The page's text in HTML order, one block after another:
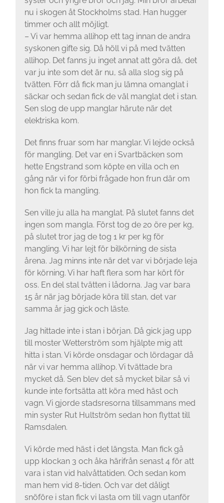
nu i skogen åt Stockholms stad. Han hugger
timmer och allt möjligt.
– Vi var hemma allihop ett tag innan de andra
syskonen gifte sig. Då höll vi på med tvätten
allihop. Det fanns ju inget annat att göra då, det
var ju inte som det är nu, så alla slog sig på
tvätten. Förr då fick man ju lämna omanglat i
säckar och sedan fick de väl manglat det i stan.
Sen slog de upp manglar här­ute när det
elektriska kom.
Det finns fruar som har manglar. Vi lejde också
för mangling. Det var en i Svartbäcken som
hette Engstrand som köpte en villa och en
gång när vi for förbi frågade hon frun där om
hon fick ta mangling.
Sen ville ju alla ha manglat. På slutet fanns det
ingen som mangla. Först tog de 20 öre per kg,
på slutet tror jag de tog 1 kr per kg för
mangling. Vi har lejt för bilkörning de sista
årena. Jag minns inte när det var vi började leja
för körning. Vi har haft flera som har kört för
oss. En del stal tvätten i lådor­na. Jag var bara
15 år när jag började köra till stan, det var
samma år jag gick och läste.
Jag hit­tade inte i stan i början. Då gick jag upp
till mos­ter Wetterström som hjälpte mig att
hitta i stan. Vi körde onsdagar och lördagar då
när vi var hemma allihop. Vi tvättade bra
mycket då. Sen blev det så mycket bilar så vi
kunde inte fortsät­ta att köra med häst och
vagn. Vi gjorde stadsresorna tillsammans med
min syster Rut Hultström sedan hon flyttat till
Ramsdalen.
Vi körde med häst i det längsta. Man fick gå
upp klockan 3 och åka härifrån senast 4 för att
vara i stan vid halvåt­tatiden. Och sedan kom
man hem vid 8-tiden. Och var det dåligt
snöföre i stan fick vi lasta om till vagn utanför